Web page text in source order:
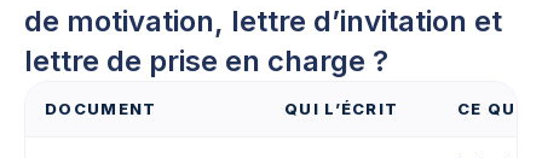
de motivation, lettre d’invitation et
lettre de prise en charge ?
DOCUMENT QUI L’ÉCRIT CE